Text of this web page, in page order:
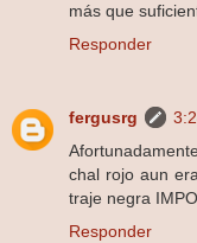
más que
Responder
fergusrg
chal rojo aun
traje negra
Responder